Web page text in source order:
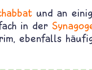
und an
in der
ebenfalls